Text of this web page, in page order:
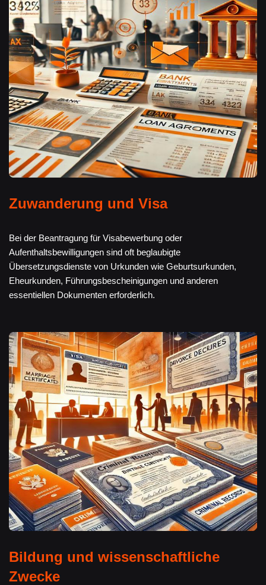
Zuwanderung und Visa
Bei der Beantragung für Visabewerbung oder
Aufenthaltsbewilligungen sind oft beglaubigte
Übersetzungsdienste von Urkunden wie Geburtsurkunden,
Eheurkunden, Führungsbescheinigungen und anderen
essentiellen Dokumenten erforderlich.
Bildung und wissenschaftliche
Zwecke